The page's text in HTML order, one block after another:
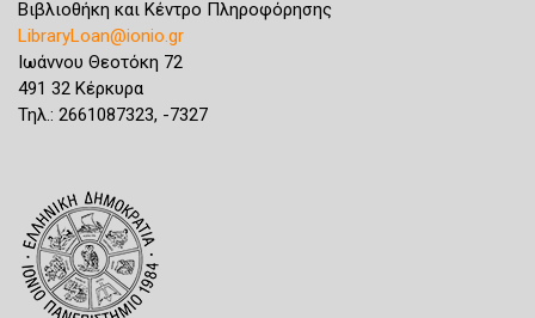
Βιβλιοθήκη και Κέντρο Πληροφόρησης
LibraryLoan@ionio.gr
Ιωάννου Θεοτόκη 72
491 32 Κέρκυρα
Τηλ.: 2661087323, -7327